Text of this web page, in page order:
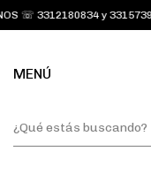
☏ 3312180834 y
MENÚ